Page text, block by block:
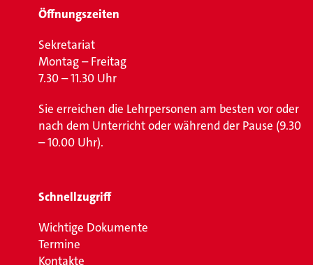
Öffnungszeiten
Sekretariat
Montag – Freitag
7.30 – 11.30 Uhr
Sie erreichen die Lehrpersonen am besten vor oder
nach dem Unterricht oder während der Pause (9.30
– 10.00 Uhr).
Schnellzugriff
Wichtige Dokumente
Termine
Kontakte